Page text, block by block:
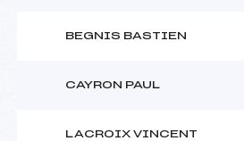
BEGNIS BASTIEN
CAYRON PAUL
LACROIX VINCENT